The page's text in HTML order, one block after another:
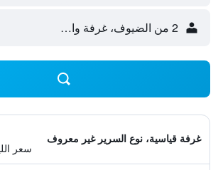
2 من الضيوف، غرفة واحدة
غرفة قياسية، نوع السرير غير معروف
سعر